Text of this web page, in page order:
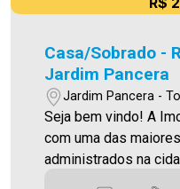
Casa/Sobrado -
Jardim Pancera
Jardim Pancera -
Seja bem vindo! A Imobiliária Ativa conta hoje
com uma das
administrados na